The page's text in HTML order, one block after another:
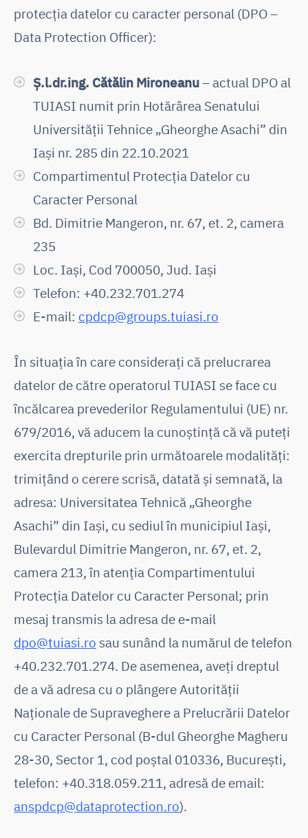
protecția datelor cu caracter personal (DPO –
Data Protection Officer):
Ș.l.dr.ing. Cătălin Mironeanu– actual DPO al
TUIASI numit prin Hotărârea Senatului
Universității Tehnice „Gheorghe Asachi” din
Iași nr. 285 din 22.10.2021
Compartimentul Protecția Datelor cu
Caracter Personal
Bd. Dimitrie Mangeron, nr. 67, et. 2, camera
235
Loc. Iași, Cod 700050, Jud. Iași
Telefon: +40.232.701.274
E-mail: cpdcp@groups.tuiasi.ro
În situația în care considerați că prelucrarea
datelor de către operatorul TUIASI se face cu
încălcarea prevederilor Regulamentului (UE) nr.
679/2016, vă aducem la cunoștință că vă puteți
exercita drepturile prin următoarele modalități:
trimițând o cerere scrisă, datată și semnată, la
adresa: Universitatea Tehnică „Gheorghe
Asachi” din Iași, cu sediul în municipiul Iași,
Bulevardul Dimitrie Mangeron, nr. 67, et. 2,
camera 213, în atenția Compartimentului
Protecția Datelor cu Caracter Personal; prin
mesaj transmis la adresa de e-mail
dpo@tuiasi.ro sau sunând la numărul de telefon
+40.232.701.274. De asemenea, aveți dreptul
de a vă adresa cu o plângere Autorității
Naționale de Supraveghere a Prelucrării Datelor
cu Caracter Personal (B-dul Gheorghe Magheru
28-30, Sector 1, cod poștal 010336, București,
telefon: +40.318.059.211, adresă de email:
anspdcp@dataprotection.ro).